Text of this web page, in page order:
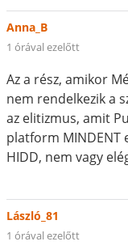
Anna_B
1 órával ezelőtt
Az a rész, amikor
nem rendelkezik a
az elitizmus, amit
platform MINDENT
HIDD, nem vagy
László_81
1 órával ezelőtt